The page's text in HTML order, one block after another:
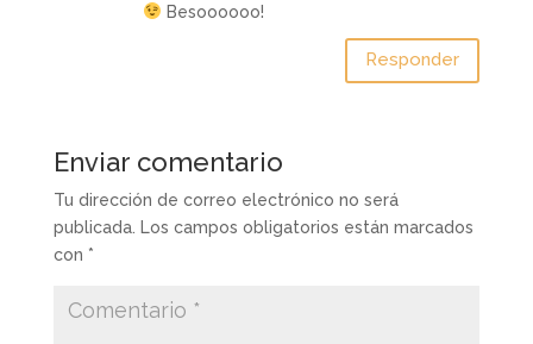
Besoooooo!
Responder
Enviar comentario
Tu dirección de correo electrónico no será
publicada. Los campos obligatorios están marcados
con *